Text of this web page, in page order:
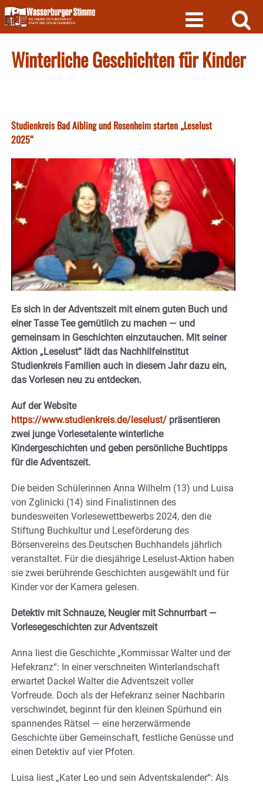
Skip
to
content
Winterliche Geschichten für Kinder
Studienkreis Bad Aibling und Rosenheim starten „Leselust
2025“
Es sich in der Adventszeit mit einem guten Buch und
einer Tasse Tee gemütlich zu machen — und
gemeinsam in Geschichten einzutauchen. Mit seiner
Aktion „Leselust“ lädt das Nachhilfeinstitut
Studienkreis Familien auch in diesem Jahr dazu ein,
das Vorlesen neu zu entdecken.
Auf der Website
https://www.studienkreis.de/leselust/ präsentieren
zwei junge Vorlesetalente winterliche
Kindergeschichten und geben persönliche Buchtipps
für die Adventszeit.
Die beiden Schülerinnen Anna Wilhelm (13) und Luisa
von Zglinicki (14) sind Finalistinnen des
bundesweiten Vorlesewettbewerbs 2024, den die
Stiftung Buchkultur und Leseförderung des
Börsenvereins des Deutschen Buchhandels jährlich
veranstaltet. Für die diesjährige Leselust-Aktion haben
sie zwei berührende Geschichten ausgewählt und für
Kinder vor der Kamera gelesen.
Detektiv mit Schnauze, Neugier mit Schnurrbart —
Vorlesegeschichten zur Adventszeit
Anna liest die Geschichte „Kommissar Walter und der
Hefekranz“: In einer verschneiten Winterlandschaft
erwartet Dackel Walter die Adventszeit voller
Vorfreude. Doch als der Hefekranz seiner Nachbarin
verschwindet, beginnt für den kleinen Spürhund ein
spannendes Rätsel — eine herzerwärmende
Geschichte über Gemeinschaft, festliche Genüsse und
einen Detektiv auf vier Pfoten.
Luisa liest „Kater Leo und sein Adventskalender“: Als